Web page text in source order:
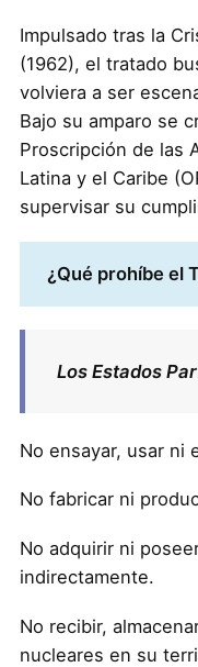
Impulsado tras la
(1962), el tratado
volviera a ser
Bajo su amparo se
Proscripción de las
Latina y el Caribe
supervisar su
¿Qué prohíbe el
Los Estados
No ensayar, usar ni
No fabricar ni
No adquirir ni
indirectamente.
No recibir,
nucleares en su